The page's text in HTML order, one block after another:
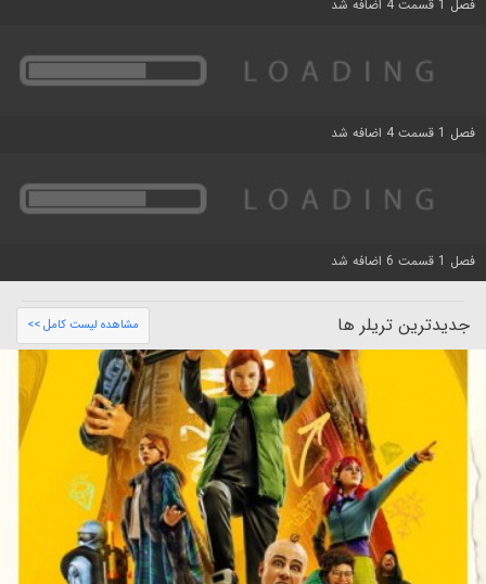
فصل 1 قسمت 4 اضافه شد
فصل 1 قسمت 4 اضافه شد
فصل 1 قسمت 6 اضافه شد
جدیدترین تریلر ها مشاهده لیست کامل >>